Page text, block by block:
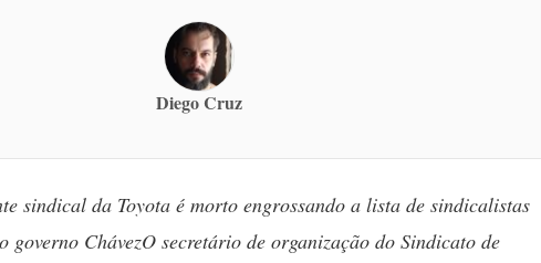
Diego Cruz
sindical da Toyota é morto engrossando a lista de sindicalistas
governo ChávezO secretário de organização do Sindicato de